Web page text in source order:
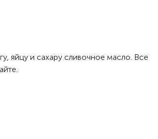
яйцу и сахару сливочное масло. Все